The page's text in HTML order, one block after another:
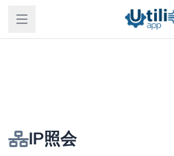
IP照会